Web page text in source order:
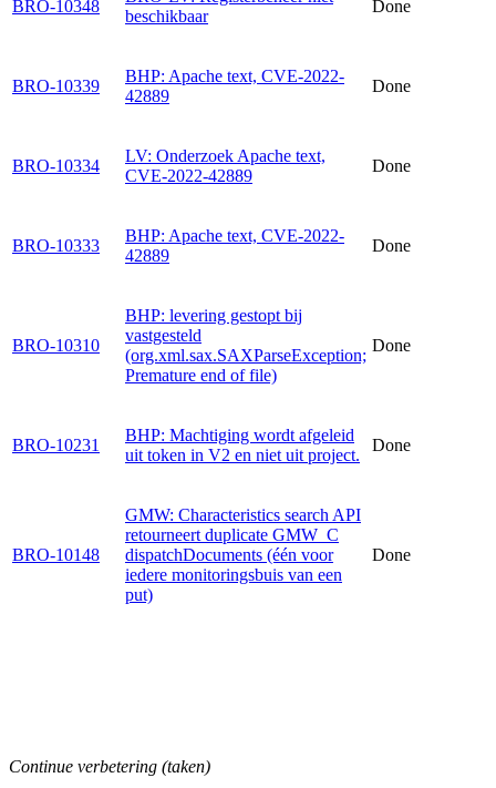
BRO-10348
beschikbaar
Done
BRO-10339
BHP: Apache text, CVE-2022-
42889
Done
BRO-10334
LV: Onderzoek Apache text,
CVE-2022-42889
Done
BRO-10333
BHP: Apache text, CVE-2022-
42889
Done
BRO-10310
BHP: levering gestopt bij
vastgesteld
(org.xml.sax.SAXParseException;
Premature end of file)
Done
BRO-10231
BHP: Machtiging wordt afgeleid
uit token in V2 en niet uit project.
Done
BRO-10148
GMW: Characteristics search API
retourneert duplicate GMW_C
dispatchDocuments (één voor
iedere monitoringsbuis van een
put)
Done
Continue verbetering (taken)